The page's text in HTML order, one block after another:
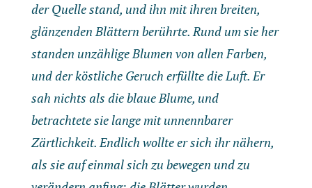
der Quelle stand, und ihn mit ihren breiten,
glänzenden Blättern berührte. Rund um sie her
standen unzählige Blumen von allen Farben,
und der köstliche Geruch erfüllte die Luft. Er
sah nichts als die blaue Blume, und
betrachtete sie lange mit unnennbarer
Zärtlichkeit. Endlich wollte er sich ihr nähern,
als sie auf einmal sich zu bewegen und zu